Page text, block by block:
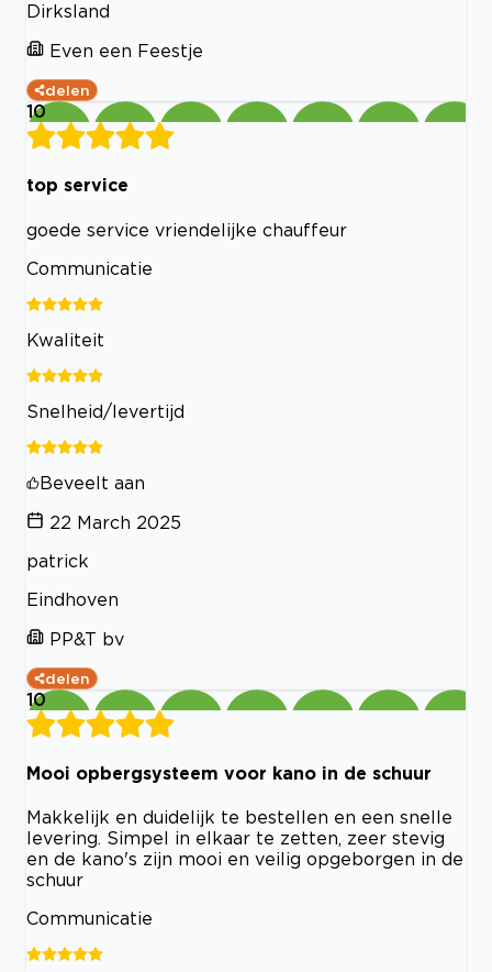
Dirksland
Even een Feestje
delen
10
top service
goede service vriendelijke chauffeur
Communicatie
Kwaliteit
Snelheid/levertijd
Beveelt aan
22 March 2025
patrick
Eindhoven
PP&T bv
delen
10
Mooi opbergsysteem voor kano in de schuur
Makkelijk en duidelijk te bestellen en een snelle
levering. Simpel in elkaar te zetten, zeer stevig
en de kano's zijn mooi en veilig opgeborgen in de
schuur
Communicatie